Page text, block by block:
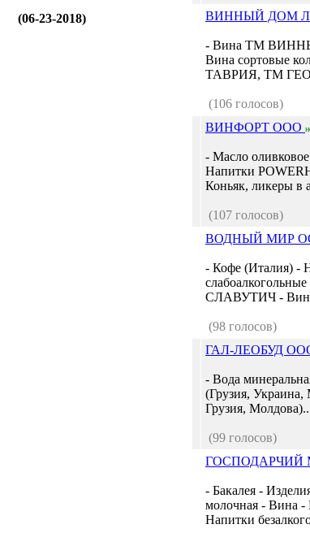
(06-23-2018) ВИННЫЙ ДОМ
- Вина ТМ
Вина сортовые
ТАВРИЯ, ТМ
(106 голосов)
ВИНФОРТ ООО
- Масло
Напитки
Коньяк, ликеры в
(107 голосов)
ВОДНЫЙ МИР
- Кофе (Италия) -
СЛАВУТИЧ - Вина
(98 голосов)
ГАЛ-ЛЕОБУД
- Вода
(Грузия, Украина,
Грузия,
(99 голосов)
ГОСПОДАРЧИЙ
- Бакалея -
молочная - Вина -
Напитки